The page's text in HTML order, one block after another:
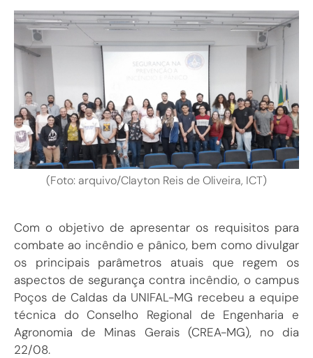
(Foto: arquivo/Clayton Reis de Oliveira, ICT)
Com o objetivo de apresentar os requisitos para
combate ao incêndio e pânico, bem como divulgar
os principais parâmetros atuais que regem os
aspectos de segurança contra incêndio, o campus
Poços de Caldas da UNIFAL-MG recebeu a equipe
técnica do Conselho Regional de Engenharia e
Agronomia de Minas Gerais (CREA-MG), no dia
22/08.